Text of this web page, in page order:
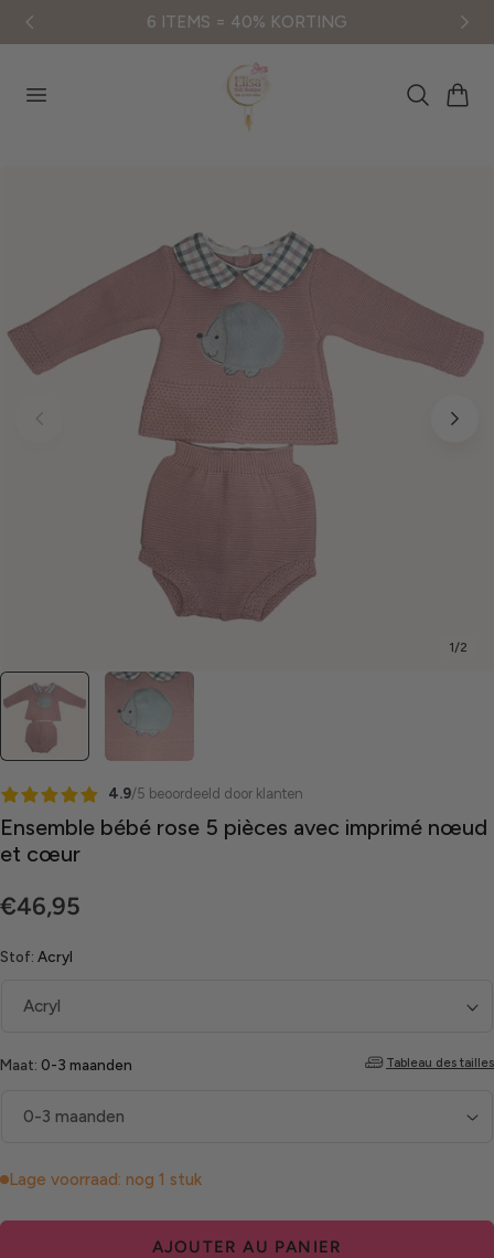
au contenu 6 ITEMS = 40% KORTING
Panier
1/2
4.9/5 beoordeeld door klanten
Ensemble bébé rose 5 pièces avec imprimé nœud
et cœur
Prix
régulier
€46,95
Stof: Acryl
Maat: 0-3 maanden Tableau des tailles
Lage voorraad: nog 1 stuk
AJOUTER AU PANIER